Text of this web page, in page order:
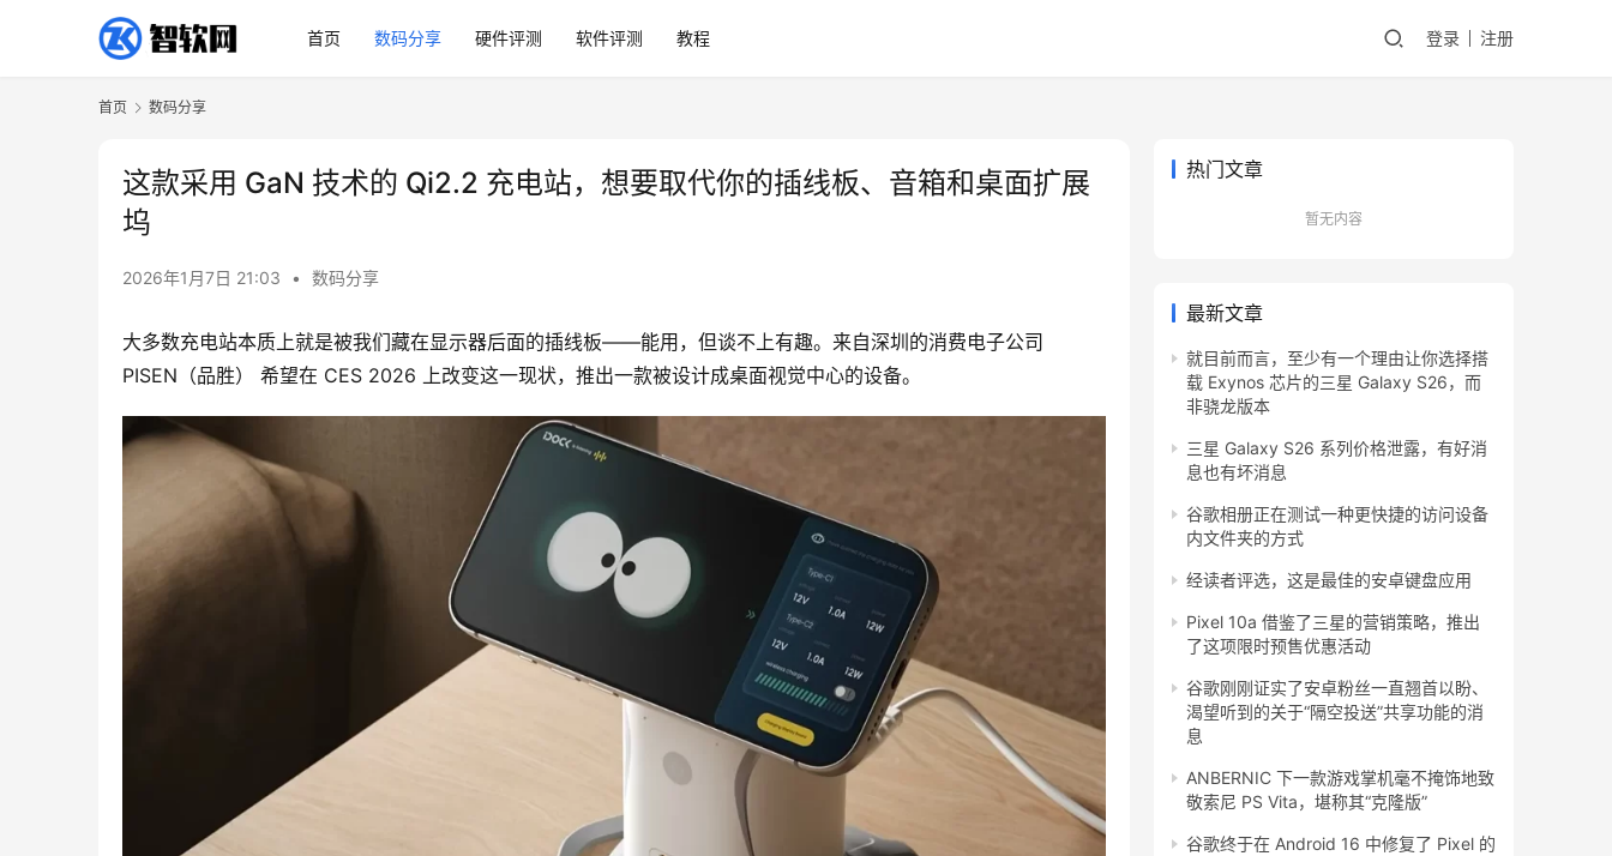
首页 数码分享 硬件评测 软件评测 教程 登录 注册
首页 数码分享
这款采用 GaN 技术的 Qi2.2 充电站，想要取代你的插线板、音箱和桌面扩展
坞
2026年1月7日 21:03 • 数码分享
大多数充电站本质上就是被我们藏在显示器后面的插线板——能用，但谈不上有趣。来自深圳的消费电子公司
PISEN（品胜） 希望在 CES 2026 上改变这一现状，推出一款被设计成桌面视觉中心的设备。
热门文章
暂无内容
最新文章
就目前而言，至少有一个理由让你选择搭
载 Exynos 芯片的三星 Galaxy S26，而
非骁龙版本
三星 Galaxy S26 系列价格泄露，有好消
息也有坏消息
谷歌相册正在测试一种更快捷的访问设备
内文件夹的方式
经读者评选，这是最佳的安卓键盘应用
Pixel 10a 借鉴了三星的营销策略，推出
了这项限时预售优惠活动
谷歌刚刚证实了安卓粉丝一直翘首以盼、
渴望听到的关于“隔空投送”共享功能的消
息
ANBERNIC 下一款游戏掌机毫不掩饰地致
敬索尼 PS Vita，堪称其“克隆版”
谷歌终于在 Android 16 中修复了 Pixel 的